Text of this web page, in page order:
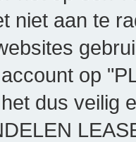
niet aan te
op
dus veilig